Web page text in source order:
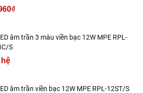
âm trần 3 màu viền bạc 12W MPE RPL-
S
hệ
âm trần viền bạc 12W MPE RPL-12ST/S